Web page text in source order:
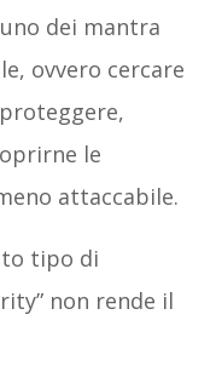
dei mantra
ovvero cercare
le
attaccabile.
tipo di
non rende il